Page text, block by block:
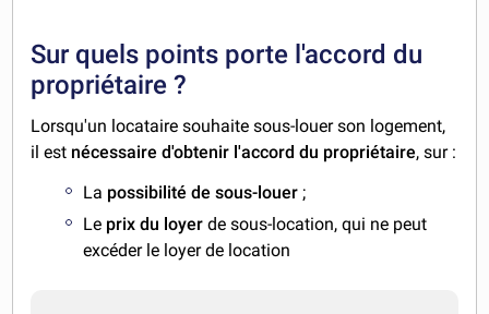
Sur quels points porte l'accord du
propriétaire ?
Lorsqu'un locataire souhaite sous-louer son logement,
il est nécessaire d'obtenir l'accord du propriétaire, sur :
La possibilité de sous-louer ;
Le prix du loyer de sous-location, qui ne peut
excéder le loyer de location